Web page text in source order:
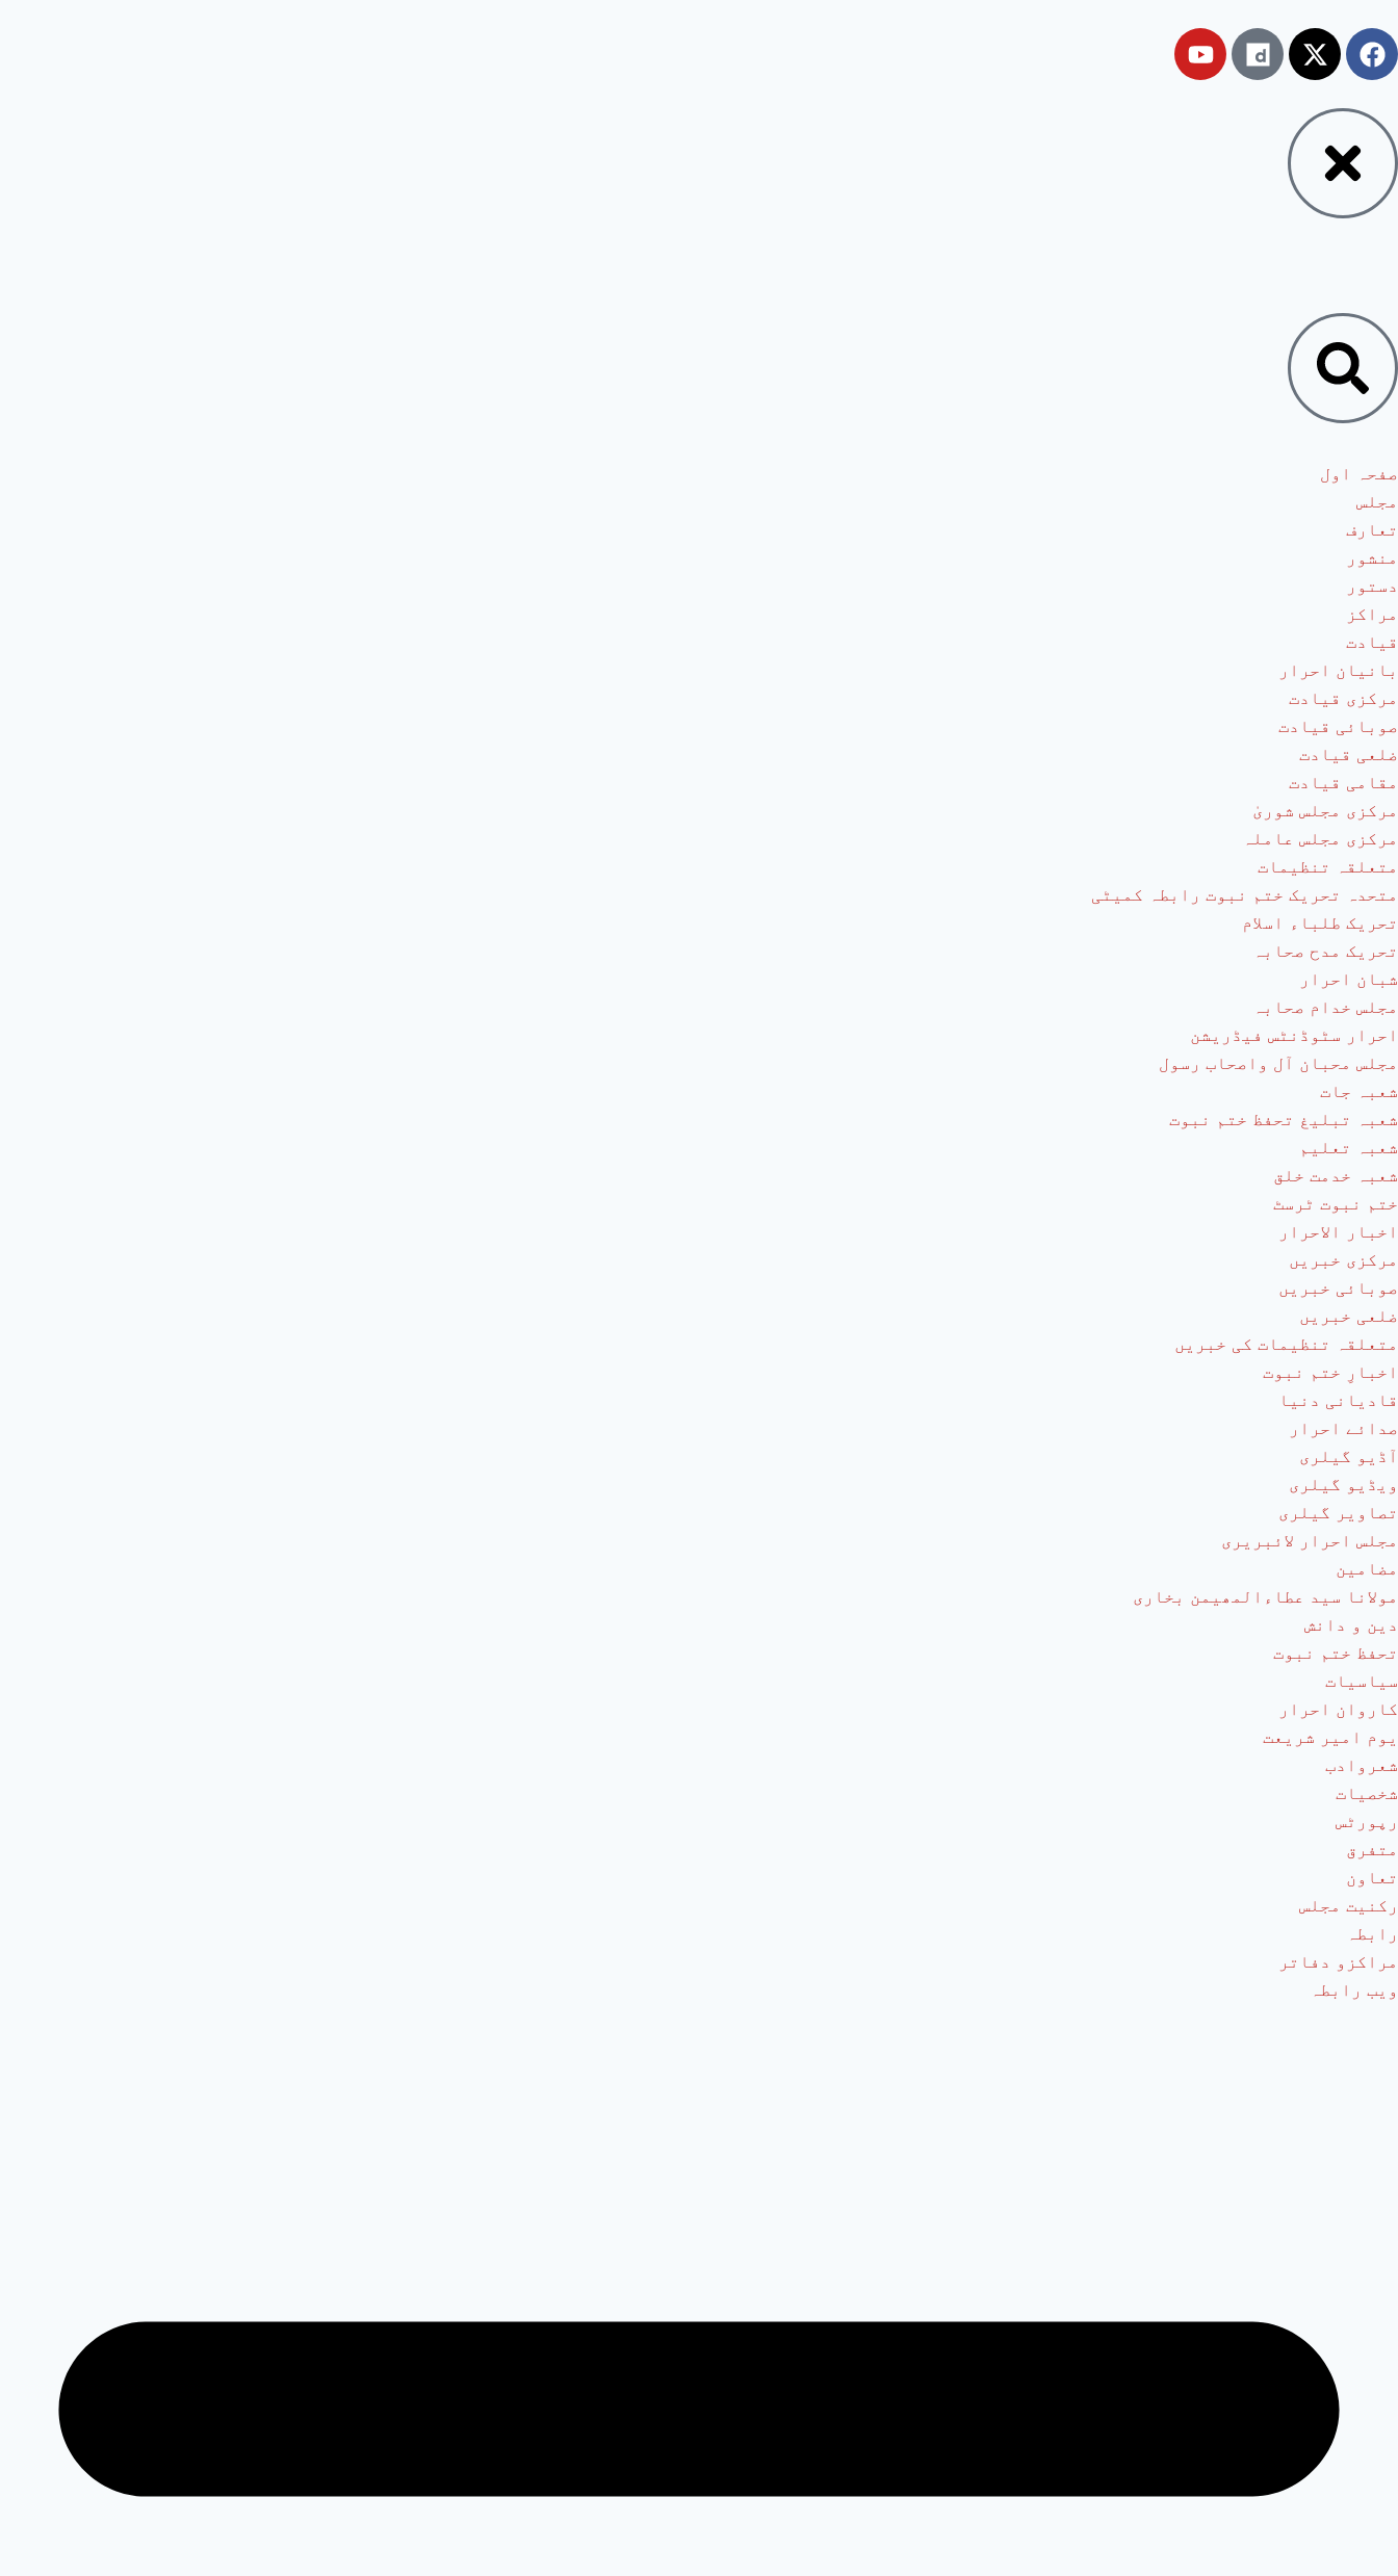
صفحہ اول
مجلس
تعارف
منشور
دستور
مراکز
قیادت
بانیان احرار
مرکزی قیادت
صوبائی قیادت
ضلعی قیادت
مقامی قیادت
مرکزی مجلس شوریٰ
مرکزی مجلس عاملہ
متعلقہ تنظیمات
متحدہ تحریک ختم نبوت رابطہ کمیٹی
تحریک طلباء اسلام
تحریک مدح صحابہ
شبان احرار
مجلس خدام صحابہ
احرار سٹوڈنٹس فیڈریشن
مجلس محبان آل واصحاب رسول
شعبہ جات
شعبہ تبلیغ تحفظ ختم نبوت
شعبہ تعلیم
شعبہ خدمت خلق
ختم نبوت ٹرسٹ
اخبار الاحرار
مرکزی خبریں
صوبائی خبریں
ضلعی خبریں
متعلقہ تنظیمات کی خبریں
اخبارِ ختم نبوت
قادیانی دنیا
صدائے احرار
آڈیو گیلری
ویڈیو گیلری
تصاویر گیلری
مجلس احرار لائبریری
مضامین
مولانا سید عطاءالمھیمن بخاری
دین و دانش
تحفظ ختم نبوت
سیاسیات
کاروان احرار
یوم امیر شریعت
شعروادب
شخصیات
رپورٹس
متفرق
تعاون
رکنیت مجلس
رابطہ
مراکزو دفاتر
ویب رابطہ